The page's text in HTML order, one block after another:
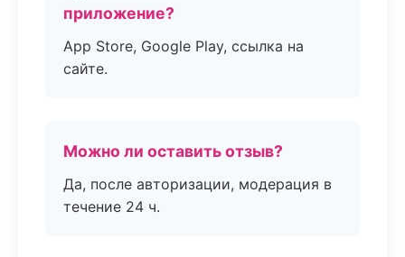
приложение?
App Store, Google Play, ссылка на
сайте.
Можно ли оставить отзыв?
Да, после авторизации, модерация в
течение 24 ч.